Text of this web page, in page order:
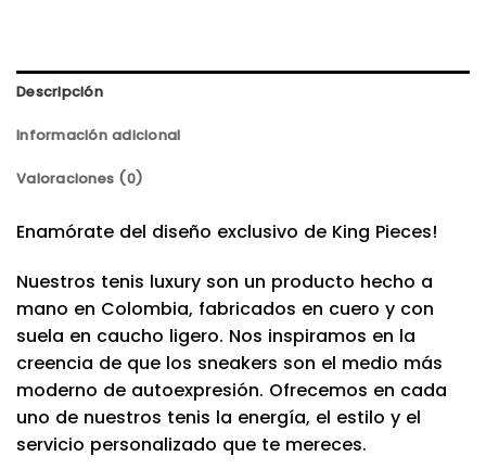
Descripción
Información adicional
Valoraciones (0)
Enamórate del diseño exclusivo de King Pieces!
Nuestros tenis luxury son un producto hecho a
mano en Colombia, fabricados en cuero y con
suela en caucho ligero. Nos inspiramos en la
creencia de que los sneakers son el medio más
moderno de autoexpresión. Ofrecemos en cada
uno de nuestros tenis la energía, el estilo y el
servicio personalizado que te mereces.